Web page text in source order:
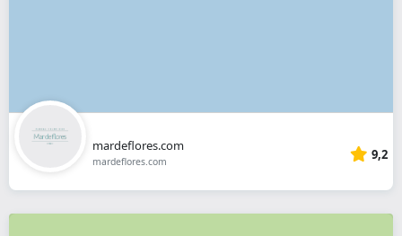
mardeflores.com
mardeflores.com 9,2